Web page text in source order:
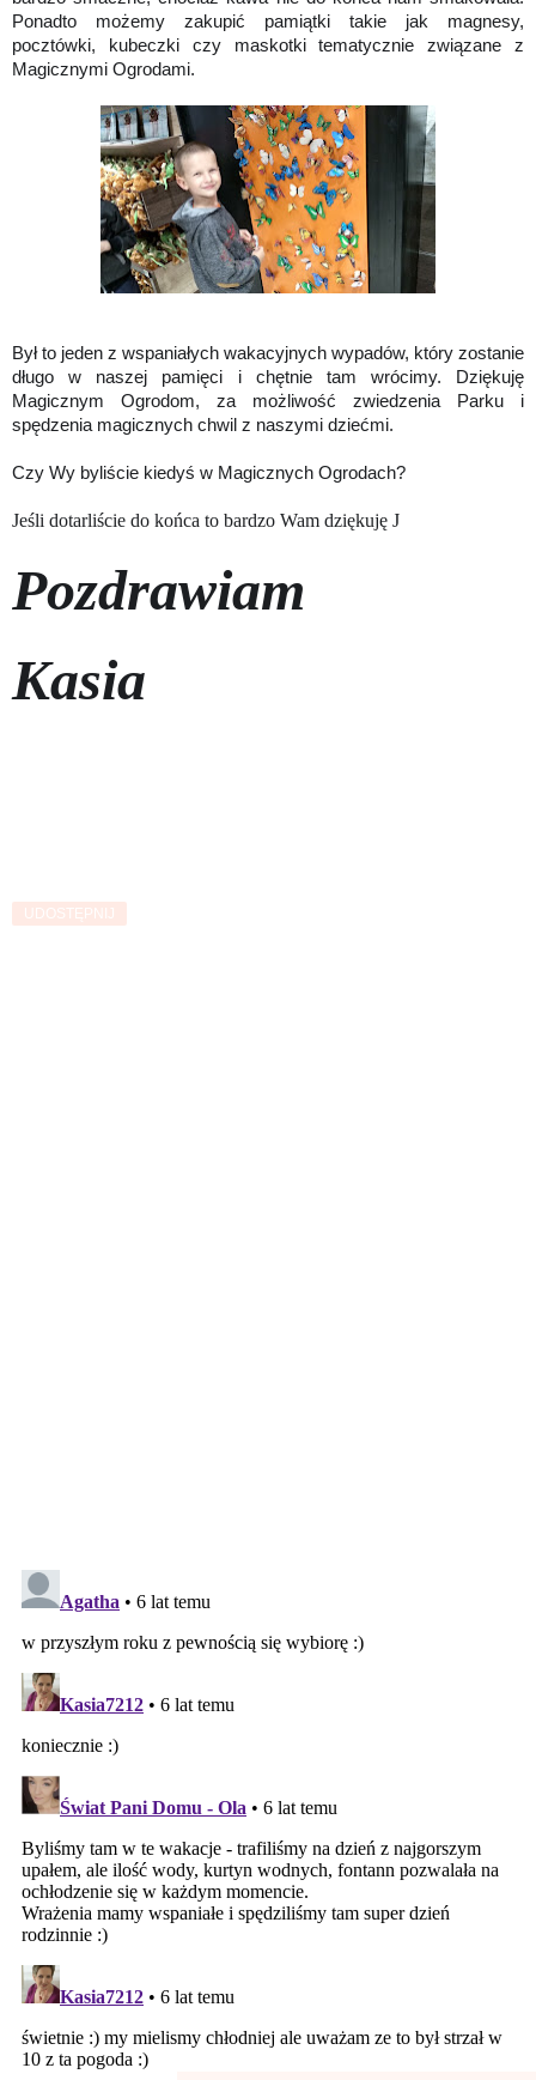
Ponadto możemy zakupić pamiątki takie jak magnesy,
pocztówki, kubeczki czy maskotki tematycznie związane z
Magicznymi Ogrodami.
Był to jeden z wspaniałych wakacyjnych wypadów, który zostanie
długo w naszej pamięci i chętnie tam wrócimy. Dziękuję
Magicznym Ogrodom, za możliwość zwiedzenia Parku i
spędzenia magicznych chwil z naszymi dziećmi.
Czy Wy byliście kiedyś w Magicznych Ogrodach?
Jeśli dotarliście do końca to bardzo Wam dziękuję J
Pozdrawiam
Kasia
UDOSTĘPNIJ